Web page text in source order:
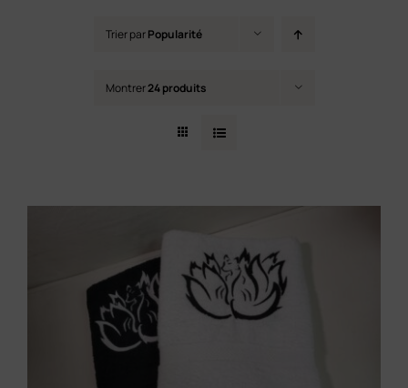
Trier parPopularité
Montrer24 produits